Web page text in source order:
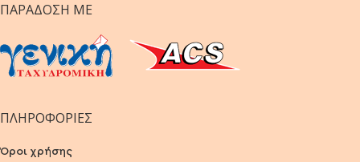
ΠΑΡΆΔΟΣΗ ΜΕ
ΠΛΗΡΟΦΟΡΙΕΣ
Όροι χρήσης